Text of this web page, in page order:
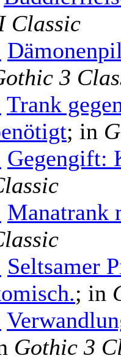
Classic
3
Trank
; in
Gegengift:
Manatrank
Seltsamer
; in
Gothic 3